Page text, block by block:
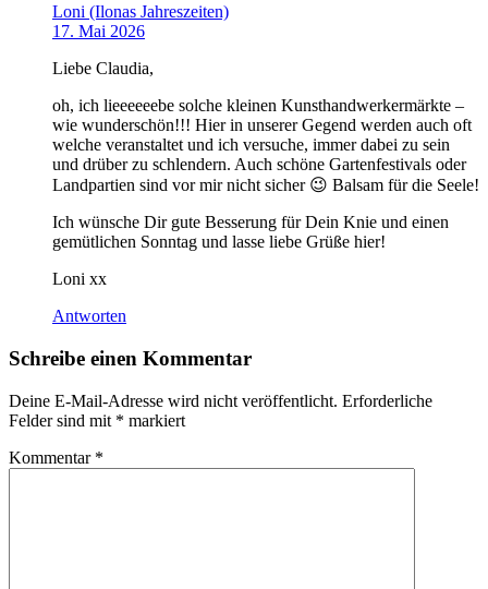
Loni (Ilonas Jahreszeiten)
17. Mai 2026
Liebe Claudia,
oh, ich lieeeeeebe solche kleinen Kunsthandwerkermärkte –
wie wunderschön!!! Hier in unserer Gegend werden auch oft
welche veranstaltet und ich versuche, immer dabei zu sein
und drüber zu schlendern. Auch schöne Gartenfestivals oder
Landpartien sind vor mir nicht sicher 😉 Balsam für die Seele!
Ich wünsche Dir gute Besserung für Dein Knie und einen
gemütlichen Sonntag und lasse liebe Grüße hier!
Loni xx
Antworten
Schreibe einen Kommentar
Deine E-Mail-Adresse wird nicht veröffentlicht. Erforderliche
Felder sind mit * markiert
Kommentar *